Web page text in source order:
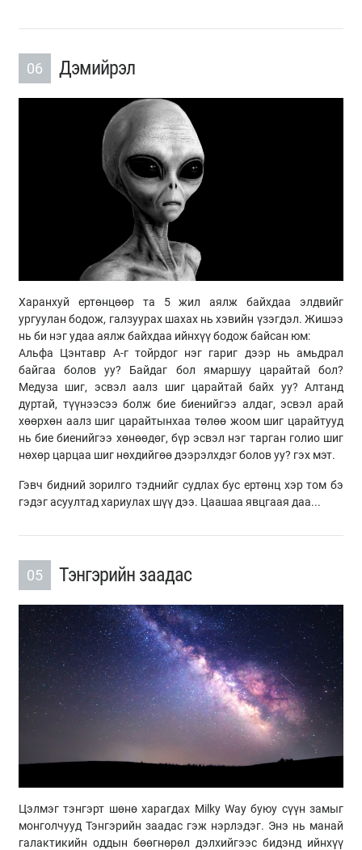
06 Дэмийрэл
Харанхуй ертөнцөөр та 5 жил аялж байхдаа элдвийг
ургуулан бодож, галзуурах шахах нь хэвийн үзэгдэл. Жишээ
нь би нэг удаа аялж байхдаа ийнхүү бодож байсан юм:
Альфа Цэнтавр А-г тойрдог нэг гариг дээр нь амьдрал
байгаа болов уу? Байдаг бол ямаршуу царайтай бол?
Медуза шиг, эсвэл аалз шиг царайтай байх уу? Алтанд
дуртай, түүнээсээ болж бие биенийгээ алдаг, эсвэл арай
хөөрхөн аалз шиг царайтынхаа төлөө жоом шиг царайтууд
нь бие биенийгээ хөнөөдөг, бүр эсвэл нэг тарган голио шиг
нөхөр царцаа шиг нөхдийгөө дээрэлхдэг болов уу? гэх мэт.
Гэвч бидний зорилго тэднийг судлах бус ертөнц хэр том бэ
гэдэг асуултад хариулах шүү дээ. Цаашаа явцгаая даа...
05 Тэнгэрийн заадас
Цэлмэг тэнгэрт шөнө харагдах Milky Way буюу сүүн замыг
монголчууд Тэнгэрийн заадас гэж нэрлэдэг. Энэ нь манай
галактикийн оддын бөөгнөрөл дэлхийгээс бидэнд ийнхүү